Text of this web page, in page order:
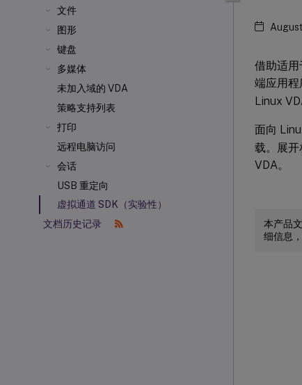
文件
图形
键盘
多媒体
未加入域的 VDA
策略支持列表
打印
远程电脑访问
会话
USB 重定向
虚拟通道 SDK（实验性）
文档历史记录
借助适用
端应用
Linux
面向
载。展
VDA。
本产品
细信息